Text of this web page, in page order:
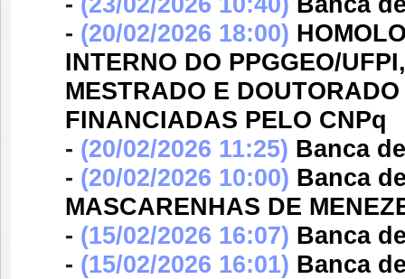
- (20/02/2026 18:00)
INTERNO DO PPGGEO/
MESTRADO E
FINANCIADAS PELO CNPq
- (20/02/2026 11:25) Banca
- (20/02/2026 10:00) Banca
MASCARENHAS DE
- (15/02/2026 16:07) Banca
- (15/02/2026 16:01) Banca